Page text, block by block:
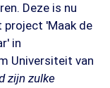
Deze is nu
project 'Maak de
in
Universiteit van
zijn zulke